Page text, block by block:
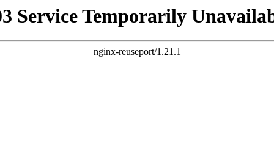
Service Temporarily
nginx-reuseport/1.21.1